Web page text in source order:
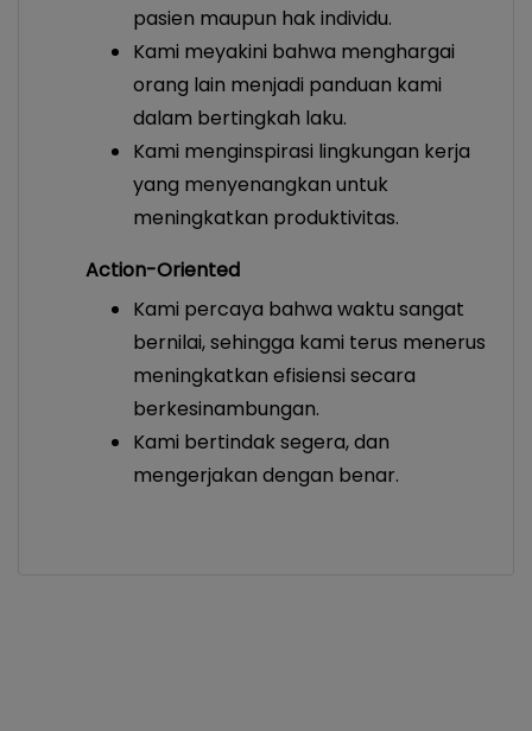
pasien maupun hak individu.
Kami meyakini bahwa menghargai
orang lain menjadi panduan kami
dalam bertingkah laku.
Kami menginspirasi lingkungan kerja
yang menyenangkan untuk
meningkatkan produktivitas.
Action-Oriented
Kami percaya bahwa waktu sangat
bernilai, sehingga kami terus menerus
meningkatkan efisiensi secara
berkesinambungan.
Kami bertindak segera, dan
mengerjakan dengan benar.